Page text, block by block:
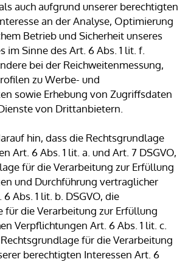
auch aufgrund unserer berechtigten
an der Analyse, Optimierung
Betrieb und Sicherheit unseres
im Sinne des Art. 6 Abs. 1 lit. f.
bei der Reichweitenmessung,
zu Werbe- und
sowie Erhebung von Zugriffsdaten
von Drittanbietern.
hin, dass die Rechtsgrundlage
Art. 6 Abs. 1 lit. a. und Art. 7 DSGVO,
für die Verarbeitung zur Erfüllung
und Durchführung vertraglicher
Abs. 1 lit. b. DSGVO, die
für die Verarbeitung zur Erfüllung
Verpflichtungen Art. 6 Abs. 1 lit. c.
für die Verarbeitung
berechtigten Interessen Art. 6